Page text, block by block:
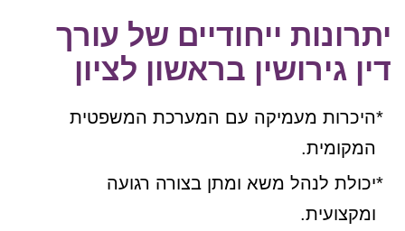
יתרונות ייחודיים של עורך
דין גירושין בראשון לציון
היכרות מעמיקה עם המערכת המשפטית
המקומית.
יכולת לנהל משא ומתן בצורה רגועה
ומקצועית.